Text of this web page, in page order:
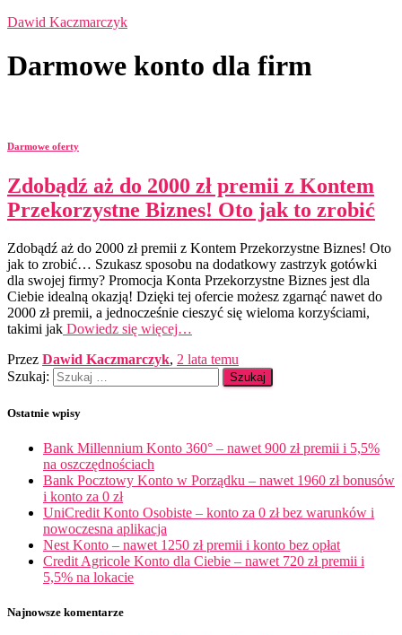
Dawid Kaczmarczyk
Darmowe konto dla firm
Darmowe oferty
Zdobądź aż do 2000 zł premii z Kontem
Przekorzystne Biznes! Oto jak to zrobić
Zdobądź aż do 2000 zł premii z Kontem Przekorzystne Biznes! Oto
jak to zrobić… Szukasz sposobu na dodatkowy zastrzyk gotówki
dla swojej firmy? Promocja Konta Przekorzystne Biznes jest dla
Ciebie idealną okazją! Dzięki tej ofercie możesz zgarnąć nawet do
2000 zł premii, a jednocześnie cieszyć się wieloma korzyściami,
takimi jak Dowiedz się więcej…
Przez Dawid Kaczmarczyk, 2 lata temu
Szukaj:
Ostatnie wpisy
Bank Millennium Konto 360° – nawet 900 zł premii i 5,5%
na oszczędnościach
Bank Pocztowy Konto w Porządku – nawet 1960 zł bonusów
i konto za 0 zł
UniCredit Konto Osobiste – konto za 0 zł bez warunków i
nowoczesna aplikacja
Nest Konto – nawet 1250 zł premii i konto bez opłat
Credit Agricole Konto dla Ciebie – nawet 720 zł premii i
5,5% na lokacie
Najnowsze komentarze